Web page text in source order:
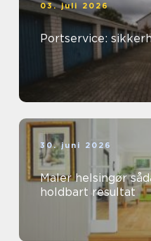
03. juli 2026
Portservice:
30. juni 2026
Maler helsingør sådan får du et flot og
holdbart resultat